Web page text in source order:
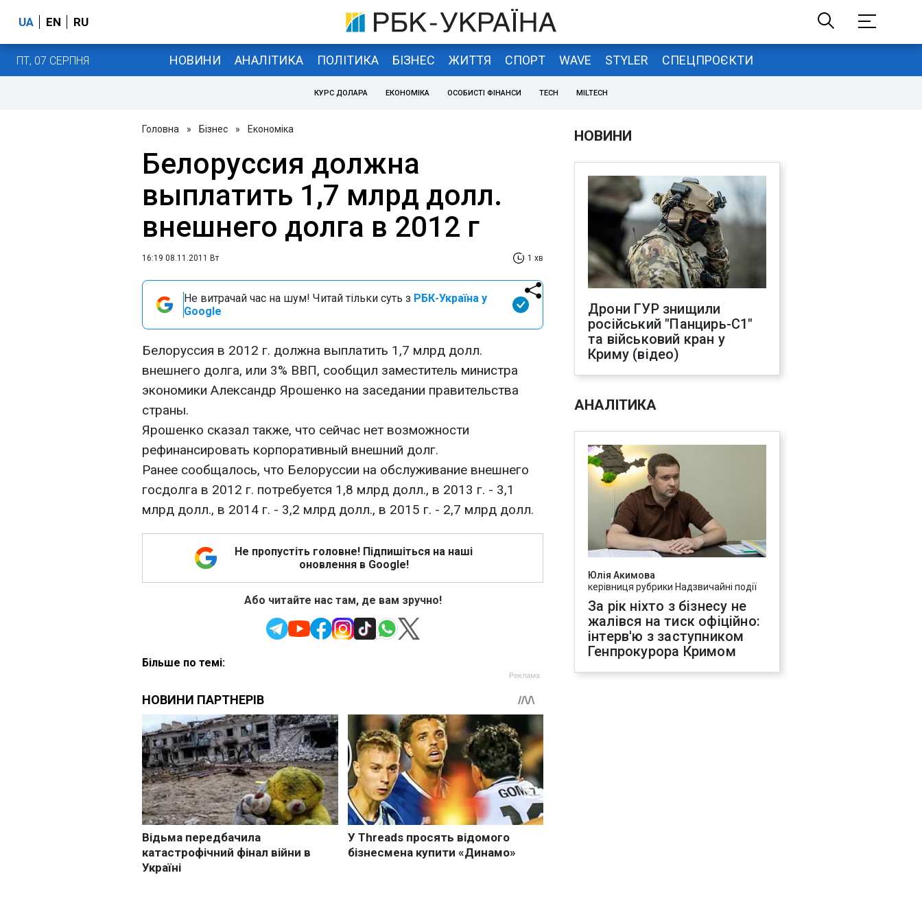
UA EN RU
ПТ, 07 СЕРПНЯ НОВИНИ АНАЛІТИКА ПОЛІТИКА БІЗНЕС ЖИТТЯ СПОРТ WAVE STYLER СПЕЦПРОЄКТИ
КУРС ДОЛАРА ЕКОНОМІКА ОСОБИСТІ ФІНАНСИ TECH MILTECH
Головна » Бізнес » Економіка
Белоруссия должна
выплатить 1,7 млрд долл.
внешнего долга в 2012 г
16:19 08.11.2011 Вт 1 хв
Не витрачай час на шум! Читай тільки суть з РБК-Україна у
Google
Белоруссия в 2012 г. должна выплатить 1,7 млрд долл.
внешнего долга, или 3% ВВП, сообщил заместитель министра
экономики Александр Ярошенко на заседании правительства
страны.
Ярошенко сказал также, что сейчас нет возможности
рефинансировать корпоративный внешний долг.
Ранее сообщалось, что Белоруссии на обслуживание внешнего
госдолга в 2012 г. потребуется 1,8 млрд долл., в 2013 г. - 3,1
млрд долл., в 2014 г. - 3,2 млрд долл., в 2015 г. - 2,7 млрд долл.
Не пропустіть головне! Підпишіться на наші
оновлення в Google!
Або читайте нас там, де вам зручно!
Більше по темі:
НОВИНИ
Дрони ГУР знищили
російський "Панцирь-С1"
та військовий кран у
Криму (відео)
АНАЛІТИКА
Юлія Акимова
керівниця рубрики Надзвичайні події
За рік ніхто з бізнесу не
жалівся на тиск офіційно:
інтерв'ю з заступником
Генпрокурора Кримом